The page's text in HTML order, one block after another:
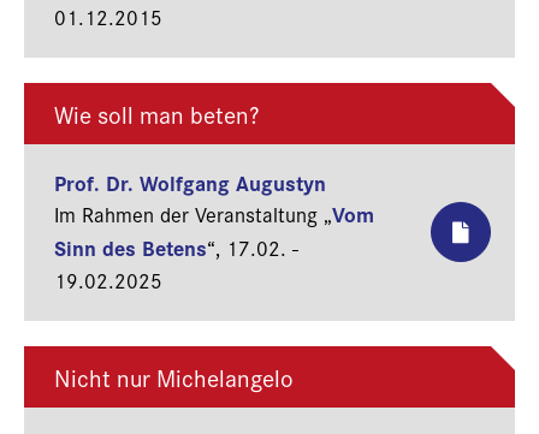
01.12.2015
Wie soll man beten?
Prof. Dr. Wolfgang Augustyn
Im Rahmen der Veranstaltung „Vom
Sinn des Betens“, 17.02. -
19.02.2025
Nicht nur Michelangelo